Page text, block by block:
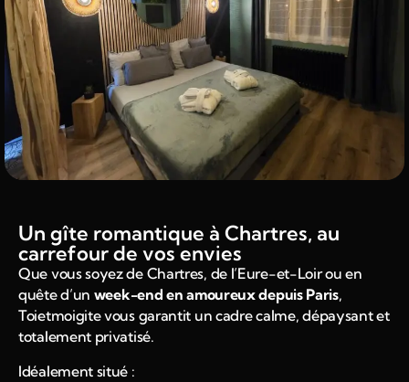
Un gîte romantique à Chartres, au
carrefour de vos envies
Que vous soyez de Chartres, de l’Eure-et-Loir ou en
quête d’un week-end en amoureux depuis Paris,
Toietmoigite vous garantit un cadre calme, dépaysant et
totalement privatisé.
Idéalement situé :